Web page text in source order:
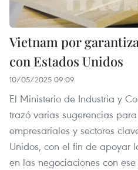
Vietnam por
con Estados Unidos
10/05/2025 09:09
El Ministerio de Industria y
trazó varias sugerencias
empresariales y sectores
Unidos, con el fin de apoyar
en las negociaciones con